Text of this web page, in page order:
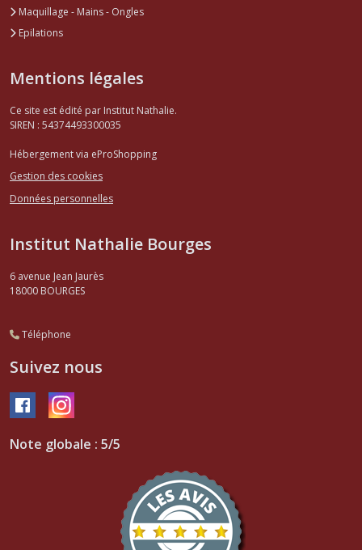
Maquillage - Mains - Ongles
Epilations
Mentions légales
Ce site est édité par Institut Nathalie.
SIREN : 54374493300035
Hébergement via eProShopping
Gestion des cookies
Données personnelles
Institut Nathalie Bourges
6 avenue Jean Jaurès
18000 BOURGES
Téléphone
Suivez nous
Note globale : 5/5